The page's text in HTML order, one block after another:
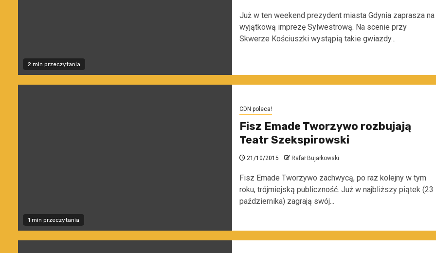
2 min przeczytania
Już w ten weekend prezydent miasta Gdynia zaprasza na
wyjątkową imprezę Sylwestrową. Na scenie przy
Skwerze Kościuszki wystąpią takie gwiazdy...
1 min przeczytania
CDN poleca!
Fisz Emade Tworzywo rozbujają
Teatr Szekspirowski
21/10/2015 Rafał Bujałkowski
Fisz Emade Tworzywo zachwycą, po raz kolejny w tym
roku, trójmiejską publiczność. Już w najbliższy piątek (23
października) zagrają swój...